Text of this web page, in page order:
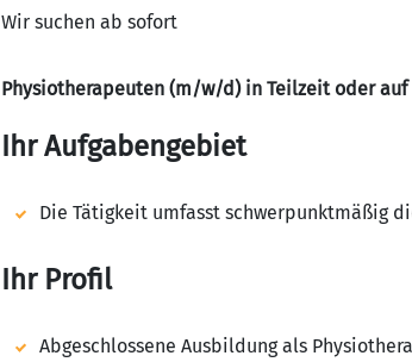
Wir suchen ab sofort
Physiotherapeuten (m/w/d) in Teilzeit oder
Ihr Aufgabengebiet
Die Tätigkeit umfasst schwerpunktmäßig
Ihr Profil
Abgeschlossene Ausbildung als